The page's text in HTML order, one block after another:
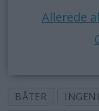
Allerede
BÅTER